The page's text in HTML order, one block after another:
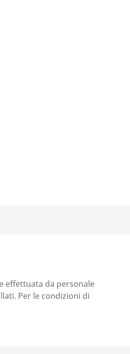
effettuata da personale
Per le condizioni di